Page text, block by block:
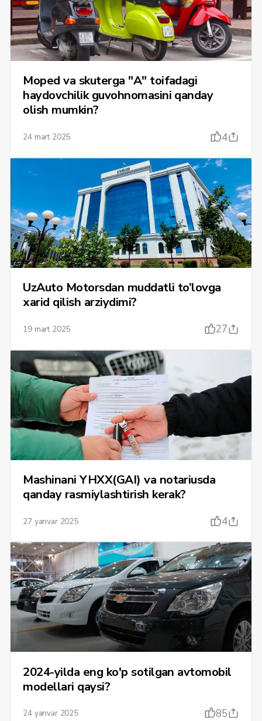
Moped va skuterga "A" toifadagi
haydovchilik guvohnomasini qanday
olish mumkin?
24 mart 2025 4
UzAuto Motorsdan muddatli to’lovga
xarid qilish arziydimi?
19 mart 2025 27
Mashinani YHXX(GAI) va notariusda
qanday rasmiylashtirish kerak?
27 yanvar 2025 4
2024-yilda eng ko'p sotilgan avtomobil
modellari qaysi?
24 yanvar 2025 85